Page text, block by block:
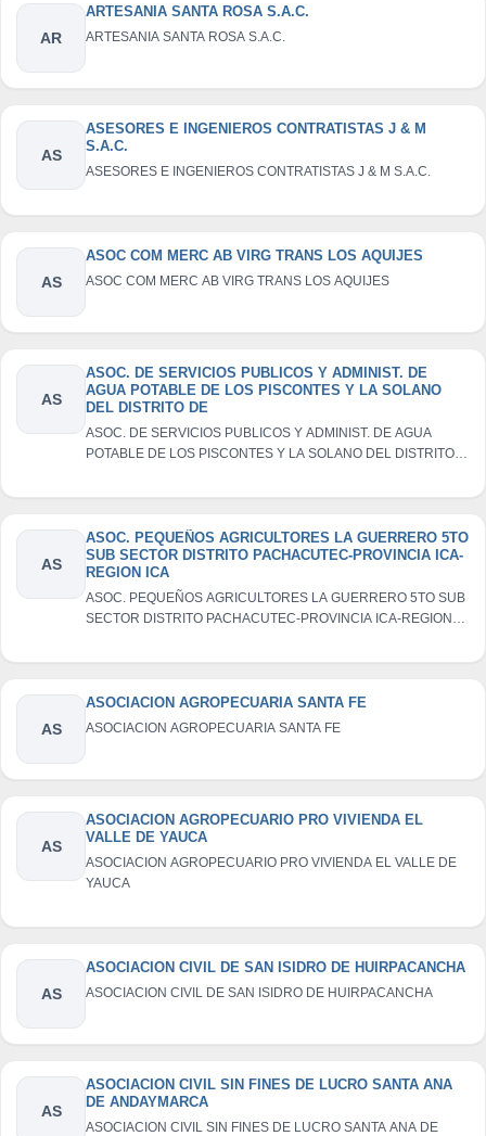
AR
ARTESANIA SANTA ROSA S.A.C.
ARTESANIA SANTA ROSA S.A.C.
AS
ASESORES E INGENIEROS CONTRATISTAS J & M
S.A.C.
ASESORES E INGENIEROS CONTRATISTAS J & M S.A.C.
AS
ASOC COM MERC AB VIRG TRANS LOS AQUIJES
ASOC COM MERC AB VIRG TRANS LOS AQUIJES
AS
ASOC. DE SERVICIOS PUBLICOS Y ADMINIST. DE
AGUA POTABLE DE LOS PISCONTES Y LA SOLANO
DEL DISTRITO DE
ASOC. DE SERVICIOS PUBLICOS Y ADMINIST. DE AGUA
POTABLE DE LOS PISCONTES Y LA SOLANO DEL DISTRITO
AS
ASOC. PEQUEÑOS AGRICULTORES LA GUERRERO 5TO
SUB SECTOR DISTRITO PACHACUTEC-PROVINCIA ICA-
REGION ICA
ASOC. PEQUEÑOS AGRICULTORES LA GUERRERO 5TO SUB
SECTOR DISTRITO PACHACUTEC-PROVINCIA ICA-REGION
AS
ASOCIACION AGROPECUARIA SANTA FE
ASOCIACION AGROPECUARIA SANTA FE
AS
ASOCIACION AGROPECUARIO PRO VIVIENDA EL
VALLE DE YAUCA
ASOCIACION AGROPECUARIO PRO VIVIENDA EL VALLE DE
YAUCA
AS
ASOCIACION CIVIL DE SAN ISIDRO DE HUIRPACANCHA
ASOCIACION CIVIL DE SAN ISIDRO DE HUIRPACANCHA
AS
ASOCIACION CIVIL SIN FINES DE LUCRO SANTA ANA
DE ANDAYMARCA
ASOCIACION CIVIL SIN FINES DE LUCRO SANTA ANA DE